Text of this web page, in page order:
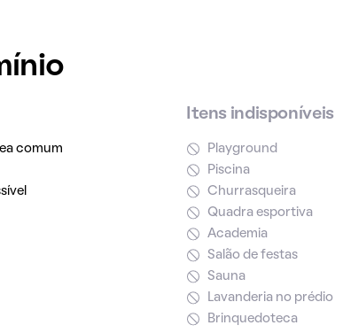
comum
Itens indisponíveis
Playground
Piscina
Churrasqueira
Quadra esportiva
Academia
Salão de festas
Sauna
Lavanderia no prédio
Brinquedoteca